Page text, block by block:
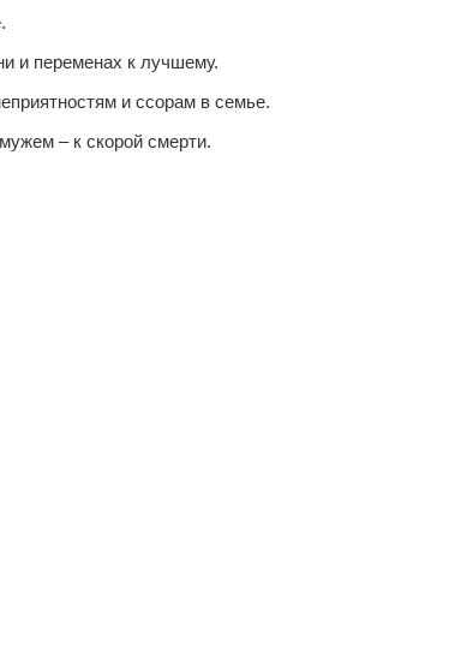
и переменах к лучшему.
и ссорам в семье.
– к скорой смерти.